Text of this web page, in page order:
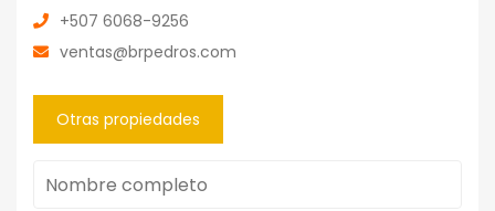
+507 6068-9256
ventas@brpedros.com
Otras propiedades